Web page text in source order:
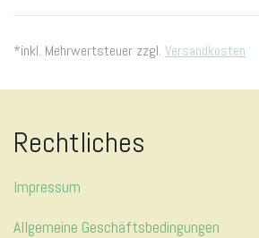
*inkl. Mehrwertsteuer zzgl. Versandkosten
Rechtliches
Impressum
Allgemeine Geschäftsbedingungen